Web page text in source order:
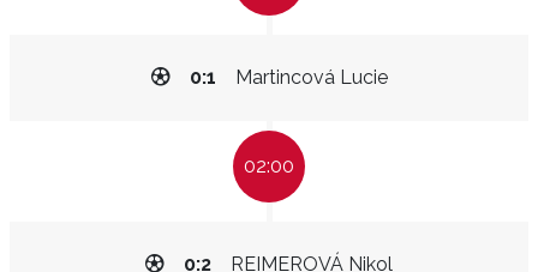
Martincová Lucie
0:1
02:00
REIMEROVÁ Nikol
0:2